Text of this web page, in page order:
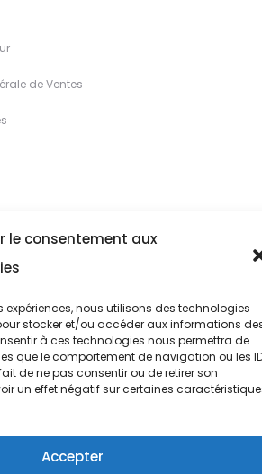
le consentement aux
expériences, nous utilisons des technologies
stocker et/ou accéder aux informations
à ces technologies nous permettra de
que le comportement de navigation ou les
de ne pas consentir ou de retirer son
un effet négatif sur certaines
Accepter
de Ventes